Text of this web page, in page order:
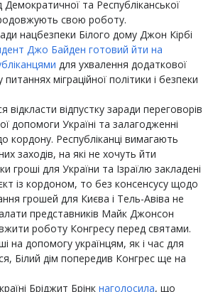
Демократичної та Республіканської
свою роботу.
нацбезпеки Білого дому Джон Кірбі
Джо Байден готовий йти на
для ухвалення додаткової
міграційної політики і безпеки
відкласти відпустку заради переговорів
допомоги Україні та залагодженні
кордону. Республіканці вимагають
заходів, на які не хочуть йти
гроші для України та Ізраїлю закладені
із кордоном, то без консенсусу щодо
грошей для Києва і Тель-Авіва не
представників Майк Джонсон
роботу Конгресу перед святами.
на допомогу українцям, як і час для
Білий дім попередив Конгрес ще на
Бріджит Брінк наголосила, що